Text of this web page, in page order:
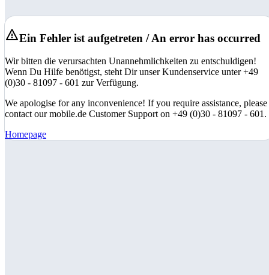
Ein Fehler ist aufgetreten / An error has occurred
Wir bitten die verursachten Unannehmlichkeiten zu entschuldigen!
Wenn Du Hilfe benötigst, steht Dir unser Kundenservice unter +49
(0)30 - 81097 - 601 zur Verfügung.
We apologise for any inconvenience! If you require assistance, please
contact our mobile.de Customer Support on +49 (0)30 - 81097 - 601.
Homepage